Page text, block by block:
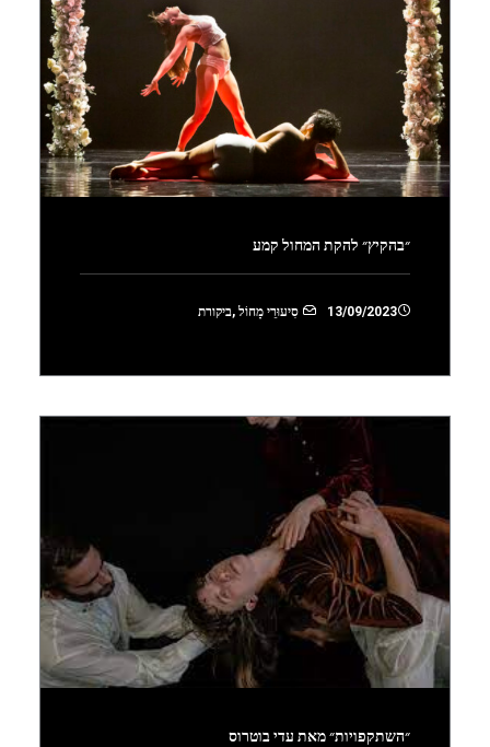
״בהקיץ״ להקת המחול קמע
13/09/2023 סִיעוּרֵי מָחוֹל ,ביקורת
״השתקפויות״ מאת עדי בוטרוס